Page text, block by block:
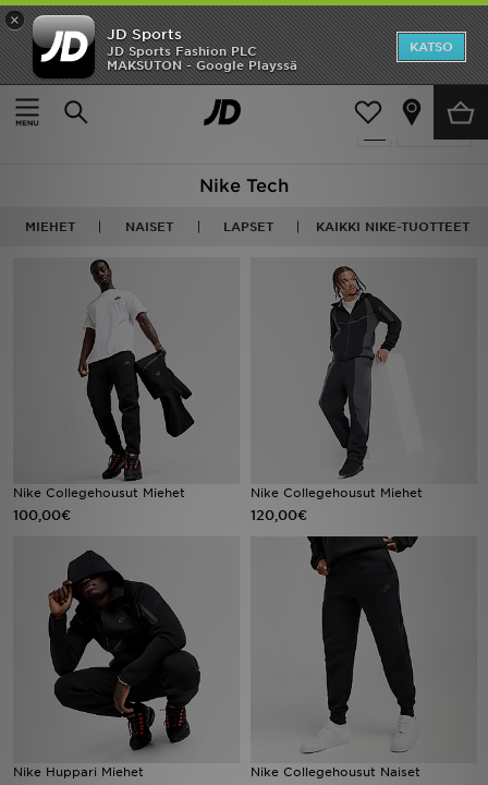
×
JD Sports
JD Sports Fashion PLC
MAKSUTON - Google Playssä
KATSO
Etusivu
Nike Tech
Suodata
40 tuotetta
Nike Tech
MIEHET NAISET LAPSET KAIKKI NIKE-TUOTTEET
Nike Collegehousut Miehet
100,00€
Nike Collegehousut Miehet
120,00€
Nike Huppari Miehet Nike Collegehousut Naiset
Etusivu
Ale
Miehet
Tuotemerkit
Jalkapallo
Lataa JD-sovellus
Minun JD
Minun viestini
Asiakaspalvelu ja tietoa